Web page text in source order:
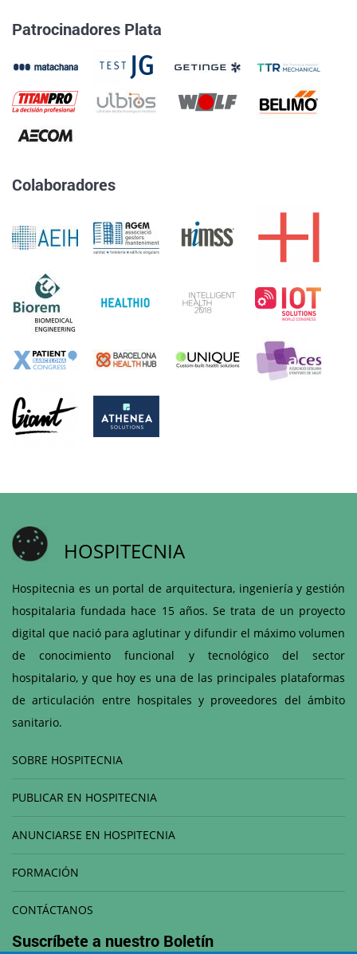
Patrocinadores Plata
Colaboradores
HOSPITECNIA
Hospitecnia es un portal de arquitectura, ingeniería y gestión
hospitalaria fundada hace 15 años. Se trata de un proyecto
digital que nació para aglutinar y difundir el máximo volumen
de conocimiento funcional y tecnológico del sector
hospitalario, y que hoy es una de las principales plataformas
de articulación entre hospitales y proveedores del ámbito
sanitario.
SOBRE HOSPITECNIA
PUBLICAR EN HOSPITECNIA
ANUNCIARSE EN HOSPITECNIA
FORMACIÓN
CONTÁCTANOS
Suscríbete a nuestro Boletín